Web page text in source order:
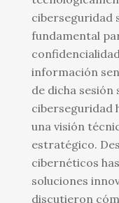
ciberseguridad
fundamental
información
de dicha sesión
ciberseguridad
una visión
estratégico.
cibernéticos
soluciones
discutieron